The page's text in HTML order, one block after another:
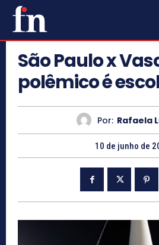
São Paulo x
polêmico é
Por: Rafaela
10 de junho de